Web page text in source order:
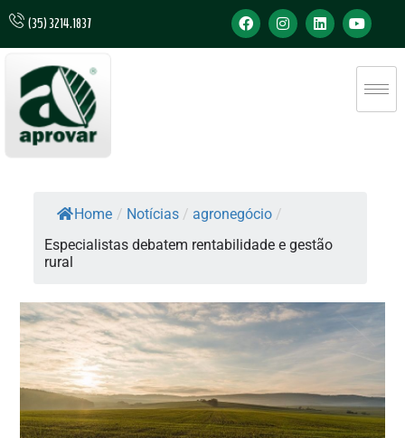
(35) 3214.1837
Home / Notícias / agronegócio /
Especialistas debatem rentabilidade e gestão
rural